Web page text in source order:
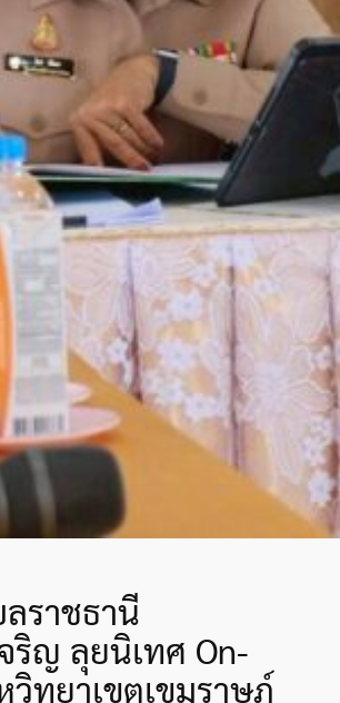
ราชธานี
ริญ ลุยนิเทศ On-
ทยาเขตเขมราษฎ์